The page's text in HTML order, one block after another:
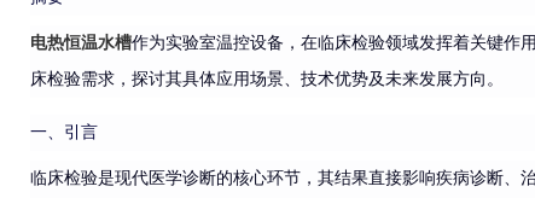
电热恒温水槽作为实验室温控设备，在临床检验领域发挥着关键作
床检验需求，探讨其具体应用场景、技术优势及未来发展方向。
一、引言
临床检验是现代医学诊断的核心环节，其结果直接影响疾病诊断